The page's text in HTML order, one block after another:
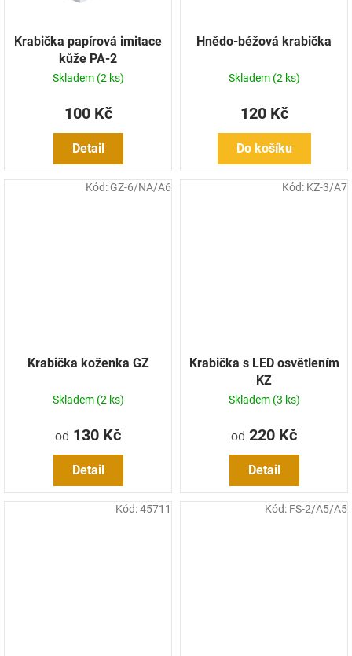
Krabička papírová imitace
kůže PA-2
Skladem (2 ks)
100 Kč
Detail
Hnědo-béžová krabička
Skladem (2 ks)
120 Kč
Do košíku
Krabička koženka GZ
Skladem (2 ks)
od 130 Kč
Detail
Kód: GZ-6/NA/A6
Krabička s LED osvětlením
KZ
Skladem (3 ks)
od 220 Kč
Detail
Kód: KZ-3/A7
Kód:45711 Kód: FS-2/A5/A5